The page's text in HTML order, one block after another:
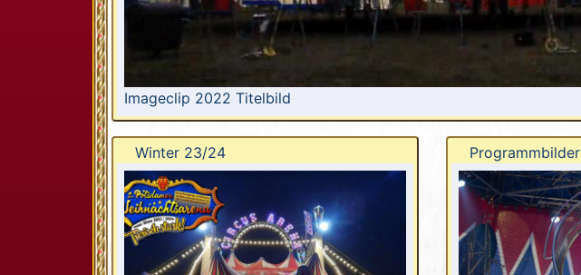
Imageclip 2022 Titelbild
Winter 23/24 Programmbilder